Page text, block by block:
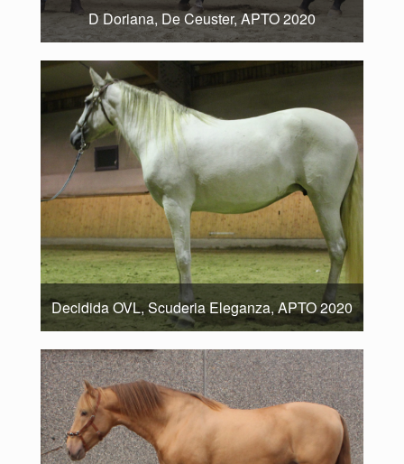
D Doriana, De Ceuster, APTO 2020
Decidida OVL, Scuderia Eleganza, APTO 2020